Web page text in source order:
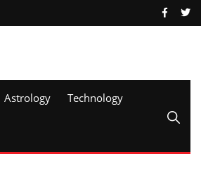
Astrology Technology